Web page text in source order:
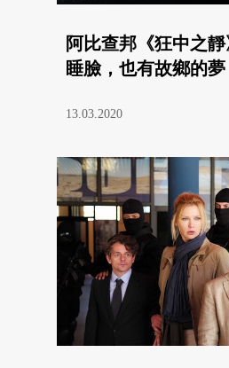
阿比查邦《狂中之
睡臉，也有故鄉的夢
13.03.2020